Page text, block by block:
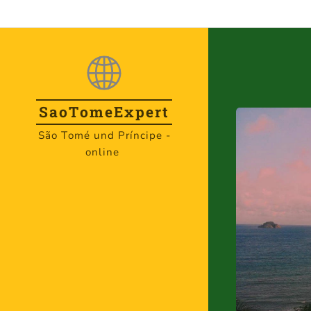
SaoTomeExpert
São Tomé und Príncipe -
online